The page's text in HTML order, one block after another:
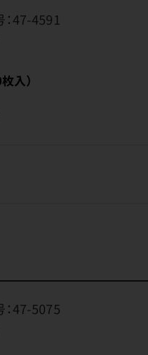
47-4591
入）
47-5075